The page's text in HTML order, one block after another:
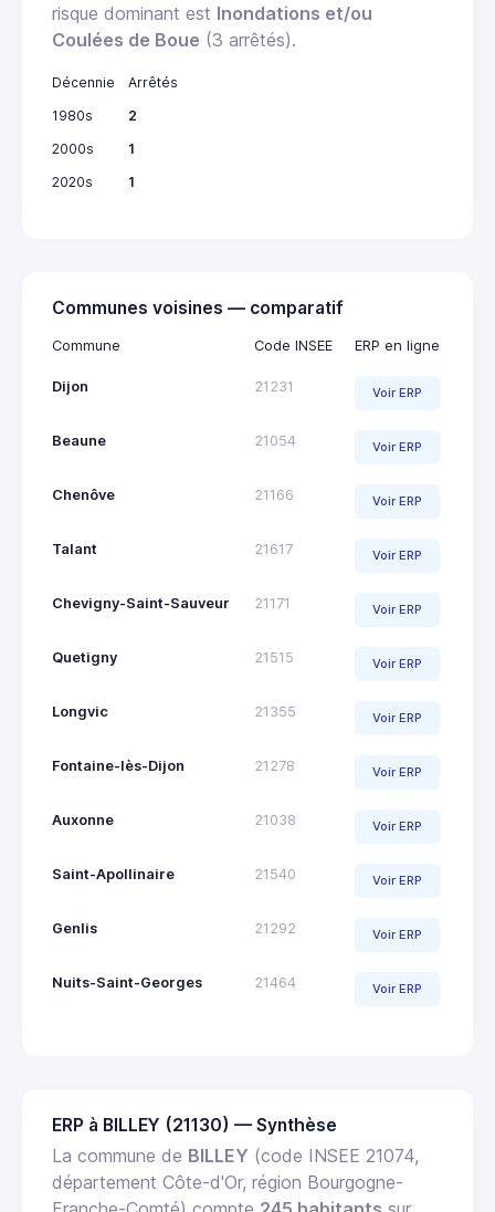
risque dominant est Inondations et/ou
Coulées de Boue (3 arrêtés).
Décennie
Arrêtés
1980s
2
2000s
1
2020s
1
Communes voisines — comparatif
Commune Code INSEE ERP en ligne
Dijon 21231 Voir ERP
Beaune 21054 Voir ERP
Chenôve 21166 Voir ERP
Talant 21617 Voir ERP
Chevigny-Saint-Sauveur 21171 Voir ERP
Quetigny 21515 Voir ERP
Longvic 21355 Voir ERP
Fontaine-lès-Dijon 21278 Voir ERP
Auxonne 21038 Voir ERP
Saint-Apollinaire 21540 Voir ERP
Genlis 21292 Voir ERP
Nuits-Saint-Georges 21464 Voir ERP
ERP à BILLEY (21130) — Synthèse
La commune de BILLEY (code INSEE 21074,
département Côte-d'Or, région Bourgogne-